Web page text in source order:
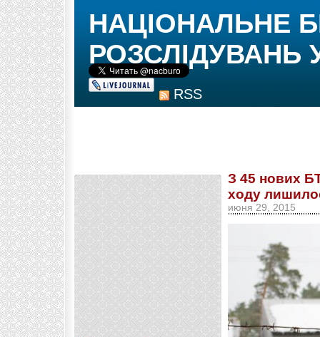
RSS
НАЦІОНАЛЬНЕ
РОЗСЛІДУВАНЬ
З 45 нових
ходу
июня 29, 2015